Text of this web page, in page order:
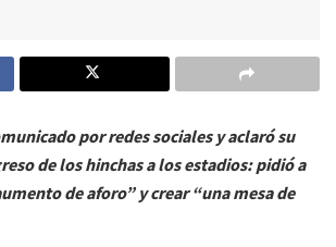
por redes sociales y aclaró su
de los hinchas a los estadios: pidió a
de aforo” y crear “una mesa de